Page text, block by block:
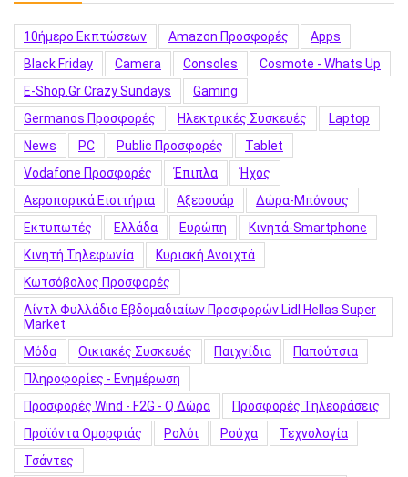
10ήμερο Εκπτώσεων Amazon Προσφορές
Apps
Black Friday
Camera Consoles
Cosmote - Whats Up
E-Shop.gr Crazy Sundays
Gaming
Germanos Προσφορές
Hλεκτρικές Συσκευές
Laptop
News
PC Public Προσφορές
Tablet
Vodafone Προσφορές
Έπιπλα
Ήχος
Αεροπορικά Εισιτήρια
Αξεσουάρ
Δώρα-Μπόνους
Εκτυπωτές
Ελλάδα Ευρώπη
Κινητά-Smartphone
Κινητή Τηλεφωνία
Κυριακή Ανοιχτά
Κωτσόβολος Προσφορές
Λίντλ Φυλλάδιο Εβδομαδιαίων Προσφορών Lidl Hellas Super
Market
Μόδα
Οικιακές Συσκευές Παιχνίδια
Παπούτσια
Πληροφορίες - Ενημέρωση
Προσφορές Wind - F2G - Q Δώρα
Προσφορές Τηλεοράσεις
Προϊόντα Ομορφιάς
Ρολόι Ρούχα
Τεχνολογία
Τσάντες